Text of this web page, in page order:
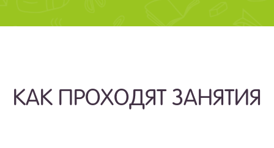
КАК ПРОХОДЯТ ЗАНЯТИЯ